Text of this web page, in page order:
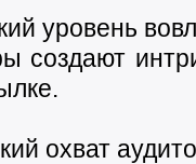
уровень
создают
охват